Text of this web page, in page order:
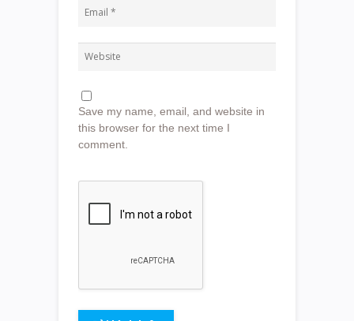
Save my name, email, and website in
this browser for the next time I
comment.